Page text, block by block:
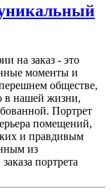
на заказ - это
моменты и
обществе,
в нашей жизни,
Портрет
помещений,
и правдивым
из
портрета